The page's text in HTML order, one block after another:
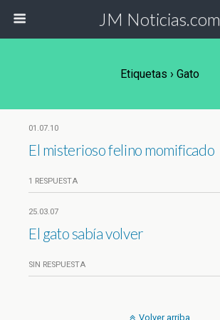
JM Noticias.com
Etiquetas › Gato
01.07.10
El misterioso felino momificado
1 RESPUESTA
25.03.07
El gato sabía volver
SIN RESPUESTA
Volver arriba